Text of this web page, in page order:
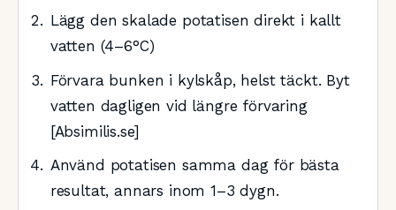
Lägg den skalade potatisen direkt i kallt
vatten (4–6°C)
Förvara bunken i kylskåp, helst täckt. Byt
vatten dagligen vid längre förvaring
[Absimilis.se]
Använd potatisen samma dag för bästa
resultat, annars inom 1–3 dygn.